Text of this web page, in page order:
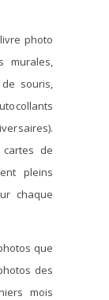
photo
murales,
souris,
de
pleins
chaque
que
des
mois